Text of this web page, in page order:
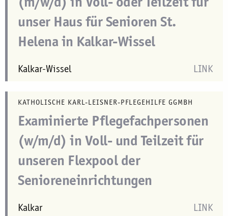
unser Haus für Senioren St.
Helena in Kalkar-Wissel
Kalkar-Wissel LINK
KATHOLISCHE KARL-LEISNER-PFLEGEHILFE GGMBH
Examinierte Pflegefachpersonen
(w/m/d) in Voll- und Teilzeit für
unseren Flexpool der
Senioreneinrichtungen
Kalkar LINK